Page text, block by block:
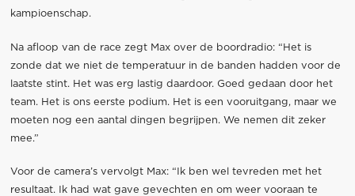
kampioenschap.
Na afloop van de race zegt Max over de boordradio: “Het is
zonde dat we niet de temperatuur in de banden hadden voor de
laatste stint. Het was erg lastig daardoor. Goed gedaan door het
team. Het is ons eerste podium. Het is een vooruitgang, maar we
moeten nog een aantal dingen begrijpen. We nemen dit zeker
mee.”
Voor de camera’s vervolgt Max: “Ik ben wel tevreden met het
resultaat. Ik had wat gave gevechten en om weer vooraan te